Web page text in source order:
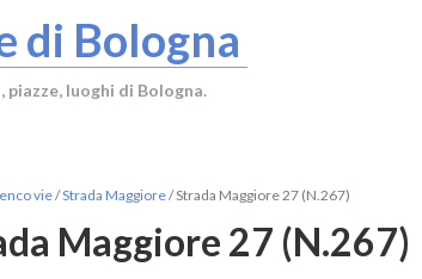
di Bologna
piazze, luoghi di Bologna.
vie/Strada Maggiore/Strada Maggiore 27 (N.267)
Maggiore 27 (N.267)